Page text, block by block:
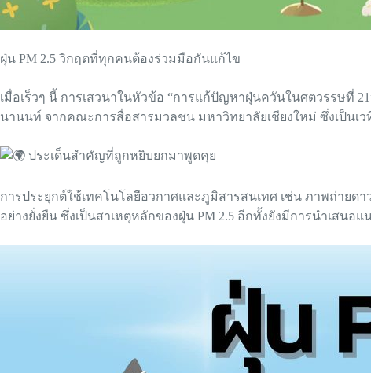
ฝุ่น PM 2.5 วิกฤตที่ทุกคนต้องร่วมมือกันแก้ไข
เมื่อเร็วๆ นี้ การเสวนาในหัวข้อ “การแก้ปัญหาฝุ่นควันในศตวรรษที่
นานนท์ จากคณะการสื่อสารมวลชน มหาวิทยาลัยเชียงใหม่ ซึ่งเป็น
ประเด็นสำคัญที่ถูกหยิบยกมาพูดคุย
การประยุกต์ใช้เทคโนโลยีอวกาศและภูมิสารสนเทศ เช่น ภาพถ่าย
อย่างยั่งยืน ซึ่งเป็นสาเหตุหลักของฝุ่น PM 2.5 อีกทั้งยังมีการนำเส